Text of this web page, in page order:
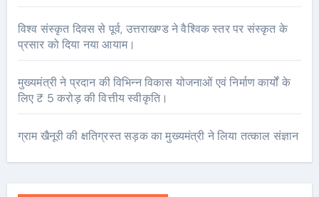
विश्व संस्कृत दिवस से पूर्व, उत्तराखण्ड ने वैश्विक स्तर पर संस्कृत के
प्रसार को दिया नया आयाम।
मुख्यमंत्री ने प्रदान की विभिन्न विकास योजनाओं एवं निर्माण कार्यों के
लिए ₹ 5 करोड़ की वित्तीय स्वीकृति।
ग्राम खैनूरी की क्षतिग्रस्त सड़क का मुख्यमंत्री ने लिया तत्काल संज्ञान